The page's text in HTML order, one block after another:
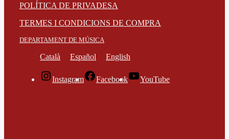
POLÍTICA DE PRIVADESA
TERMES I CONDICIONS DE COMPRA
DEPARTAMENT DE MÚSICA
Català Español English
Instagram Facebook YouTube